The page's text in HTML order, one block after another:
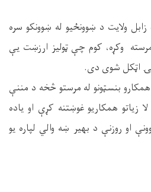
ولایت د ښوونځیو له ښوونکو سره
مرسته وکړه، کوم چې ټولیز ارزښت یې
بنسټونو له مرستو څخه د مننې
همکاریو غوښتنه کړې او یاده
او روزنې د بهیر ښه والي لپاره یو